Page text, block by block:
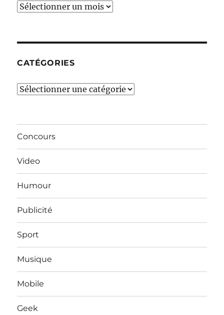
Ces
CATÉGORIES
Catégories
Concours
Video
Humour
Publicité
Sport
Musique
Mobile
Geek